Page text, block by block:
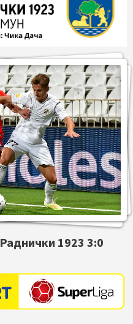
Раднички 1923 3:0